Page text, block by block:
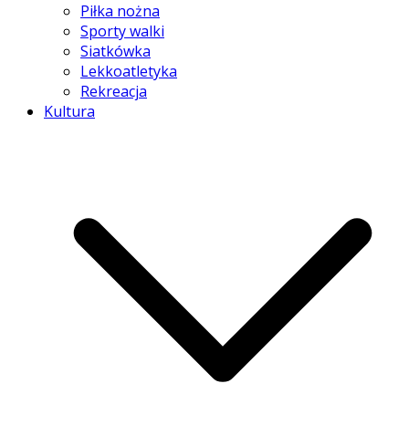
Piłka nożna
Sporty walki
Siatkówka
Lekkoatletyka
Rekreacja
Kultura